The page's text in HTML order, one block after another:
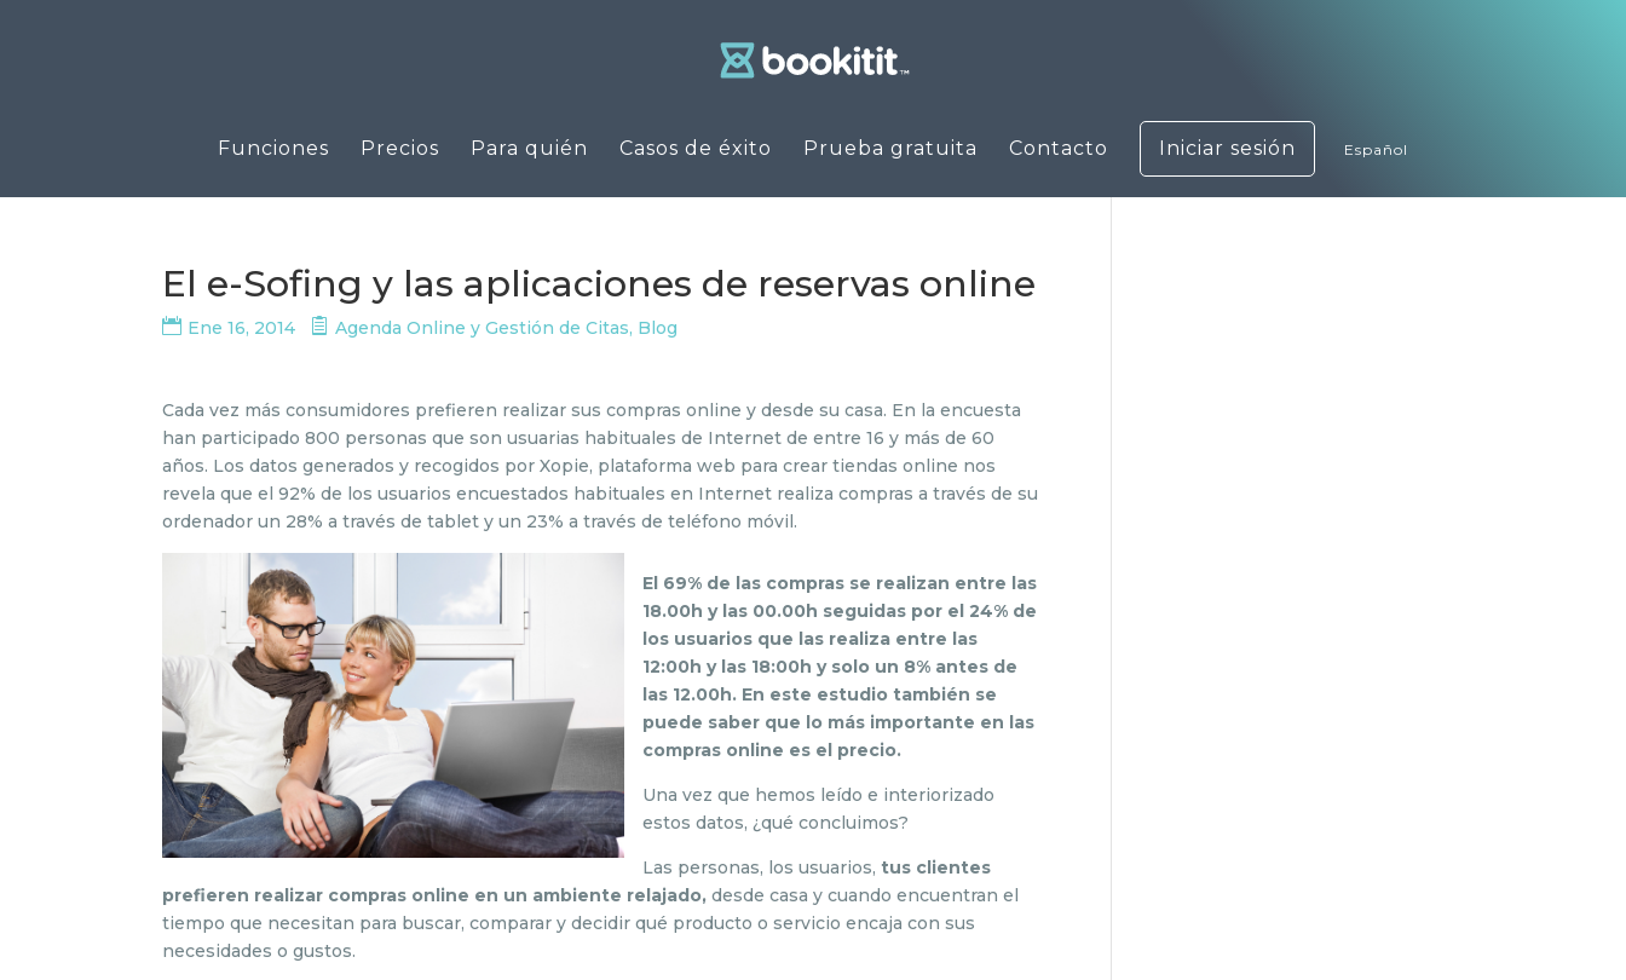
Funciones Precios Para quién Casos de éxito Prueba gratuita Contacto Iniciar sesión Español
El e-Sofing y las aplicaciones de reservas online
Ene 16, 2014 Agenda Online y Gestión de Citas, Blog
Cada vez más consumidores prefieren realizar sus compras online y desde su casa. En la encuesta
han participado 800 personas que son usuarias habituales de Internet de entre 16 y más de 60
años. Los datos generados y recogidos por Xopie, plataforma web para crear tiendas online nos
revela que el 92% de los usuarios encuestados habituales en Internet realiza compras a través de su
ordenador un 28% a través de tablet y un 23% a través de teléfono móvil.
El 69% de las compras se realizan entre las
18.00h y las 00.00h seguidas por el 24% de
los usuarios que las realiza entre las
12:00h y las 18:00h y solo un 8% antes de
las 12.00h. En este estudio también se
puede saber que lo más importante en las
compras online es el precio.
Una vez que hemos leído e interiorizado
estos datos, ¿qué concluimos?
Las personas, los usuarios, tus clientes
prefieren realizar compras online en un ambiente relajado,desde casa y cuando encuentran el
tiempo que necesitan para buscar, comparar y decidir qué producto o servicio encaja con sus
necesidades o gustos.